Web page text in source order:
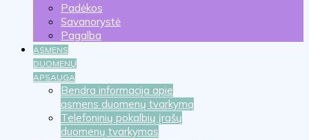
Padėkos
Savanorystė
Pagalba
ASMENS
DUOMENŲ
APSAUGA
Bendra informacija apie
asmens duomenų tvarkymą
Telefoninių pokalbių įrašų
duomenų tvarkymas